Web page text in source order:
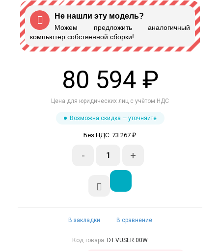
Не нашли эту модель?
Можем предложить аналогичный
компьютер собственной сборки!
80 594 ₽
Цена для юридических лиц с учётом НДС
Возможна скидка — уточняйте
Без НДС: 73 267 ₽
- +
В закладки В сравнение
Код товара: DT.VUSER.00W